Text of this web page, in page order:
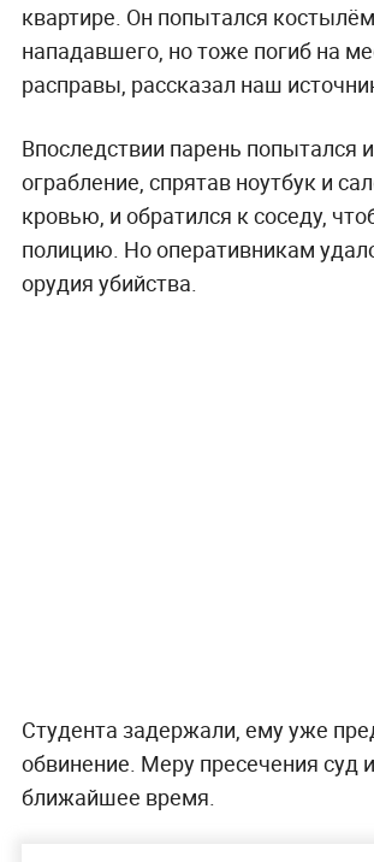
квартире. Он попытался
нападавшего, но тоже погиб на
расправы, рассказал наш
Впоследствии парень попытался
ограбление, спрятав ноутбук и
кровью, и обратился к соседу,
полицию. Но оперативникам
орудия убийства.
Студента задержали, ему уже
обвинение. Меру пресечения суд
ближайшее время.